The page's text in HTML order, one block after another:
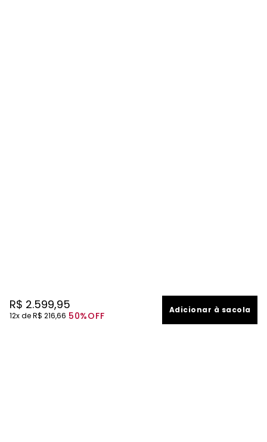
R$ 2.599,95
12 R$ 216,66 50%OFF
Adicionar à sacola